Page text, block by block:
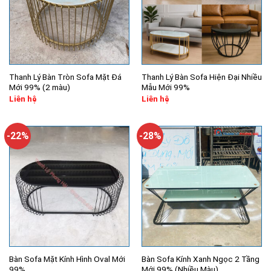
Thanh Lý Bàn Tròn Sofa Mặt Đá
Mới 99% (2 màu)
Liên hệ
Thanh Lý Bàn Sofa Hiện Đại Nhiều
Mẫu Mới 99%
Liên hệ
-22%
Bàn Sofa Mặt Kính Hình Oval Mới
99%
-28%
Bàn Sofa Kính Xanh Ngọc 2 Tầng
Mới 99% (Nhiều Màu)